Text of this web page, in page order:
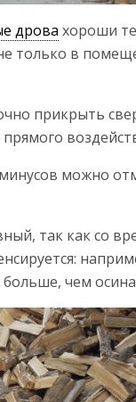
дрова хороши
только в
прикрыть
можно
так как со
чем